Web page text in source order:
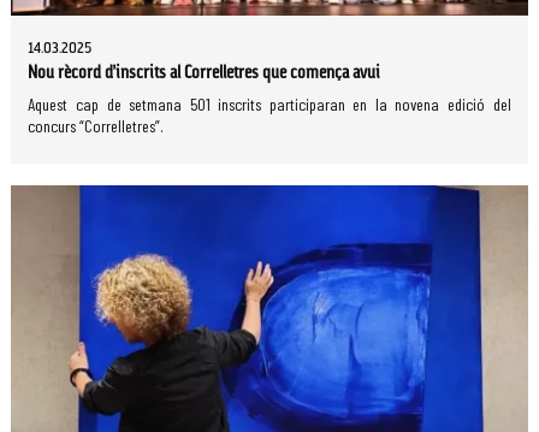
14.03.2025
Nou rècord d’inscrits al Correlletres que comença avui
Aquest cap de setmana 501 inscrits participaran en la novena edició del
concurs “Correlletres”.